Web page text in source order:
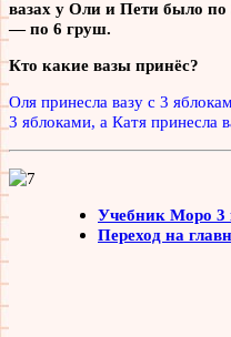
вазах у Оли и Пети было
— по 6 груш.
Кто какие вазы принёс?
Оля принесла вазу с 3
3 яблоками, а Катя принесла
Учебник Моро 3
Переход на